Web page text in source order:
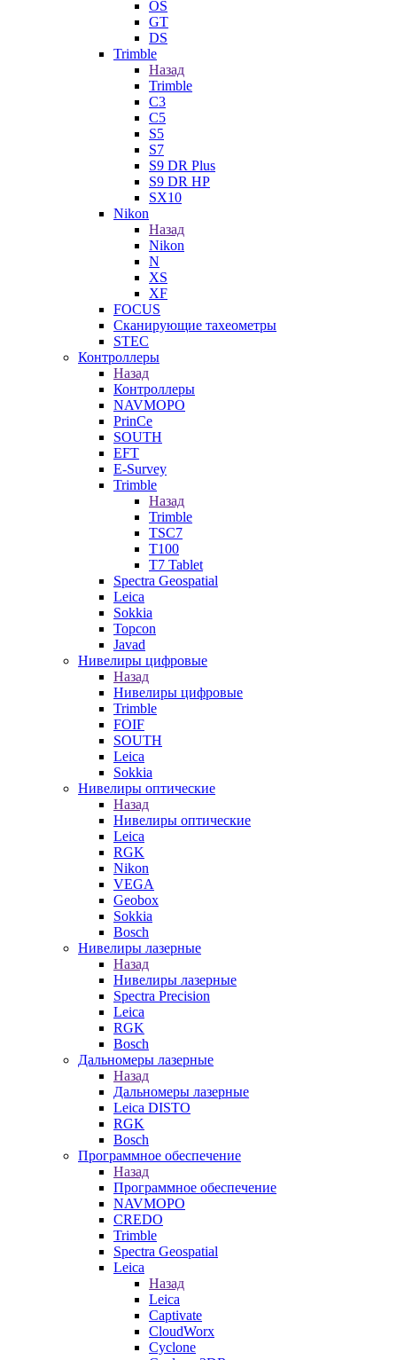
OS
GT
DS
Trimble
Назад
Trimble
C3
C5
S5
S7
S9 DR Plus
S9 DR HP
SX10
Nikon
Назад
Nikon
N
XS
XF
FOCUS
Сканирующие тахеометры
STEC
Контроллеры
Назад
Контроллеры
NAVMOPO
PrinCe
SOUTH
EFT
E-Survey
Trimble
Назад
Trimble
TSC7
T100
T7 Tablet
Spectra Geospatial
Leica
Sokkia
Topcon
Javad
Нивелиры цифровые
Назад
Нивелиры цифровые
Trimble
FOIF
SOUTH
Leica
Sokkia
Нивелиры оптические
Назад
Нивелиры оптические
Leica
RGK
Nikon
VEGA
Geobox
Sokkia
Bosch
Нивелиры лазерные
Назад
Нивелиры лазерные
Spectra Precision
Leica
RGK
Bosch
Дальномеры лазерные
Назад
Дальномеры лазерные
Leica DISTO
RGK
Bosch
Программное обеспечение
Назад
Программное обеспечение
NAVMOPO
CREDO
Trimble
Spectra Geospatial
Leica
Назад
Leica
Captivate
CloudWorx
Cyclone